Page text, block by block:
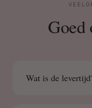
Goed
Wat is de